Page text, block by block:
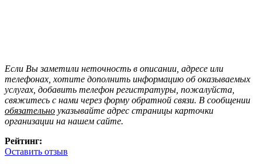
Если Вы заметили неточность в описании, адресе или
телефонах, хотите дополнить информацию об оказываемых
услугах, добавить телефон регистратуры, пожалуйста,
свяжитесь с нами через форму обратной связи. В сообщении
обязательно указывайте адрес страницы карточки
организации на нашем сайте.
Рейтинг:
Оставить отзыв